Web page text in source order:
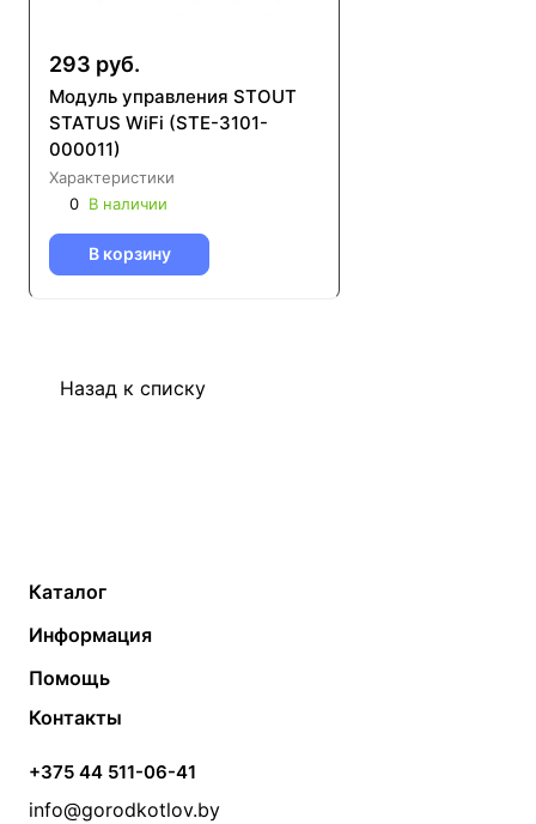
293 руб.
Модуль управления STOUT
STATUS WiFi (STE-3101-
000011)
Характеристики
0 В наличии
В корзину
Назад к списку
Каталог
Твердотопливные котлы
Электрические котлы
Банные печи
Камины и печи
Теплый пол
Радиаторы
Насосы
Дымоходы
Информация
Контакты
Статьи
Акции
Производители
Помощь
Монтаж систем отопления
Прайс по монтажу систем отопления
Контакты
+375 44 511-06-41
info@gorodkotlov.by